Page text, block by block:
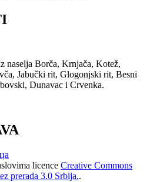
naselja Borča, Krnjača, Kotež,
Jabučki rit, Glogonjski rit, Besni
Dunavac i Crvenka.
licence Creative Commons
prerada 3.0 Srbija..